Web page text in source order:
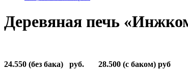
Деревяная печь
24.550 (без бака) руб. 28.500 (с баком) руб